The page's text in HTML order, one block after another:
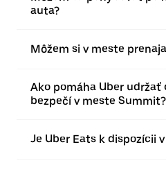
auta?
Môžem si v meste
Ako pomáha Uber
bezpečí v meste Summit?
Je Uber Eats k dispozícii